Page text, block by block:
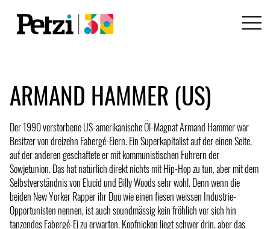
ARMAND HAMMER (US)
Der 1990 verstorbene US-amerikanische Öl-Magnat Armand Hammer war
Besitzer von dreizehn Fabergé-Eiern. Ein Superkapitalist auf der einen Seite,
auf der anderen geschäftete er mit kommunistischen Führern der
Sowjetunion. Das hat natürlich direkt nichts mit Hip-Hop zu tun, aber mit dem
Selbstverständnis von Elucid und Billy Woods sehr wohl. Denn wenn die
beiden New Yorker Rapper ihr Duo wie einen fiesen weissen Industrie-
Opportunisten nennen, ist auch soundmässig kein fröhlich vor sich hin
tanzendes Fabergé-Ei zu erwarten. Kopfnicken liegt schwer drin, aber das